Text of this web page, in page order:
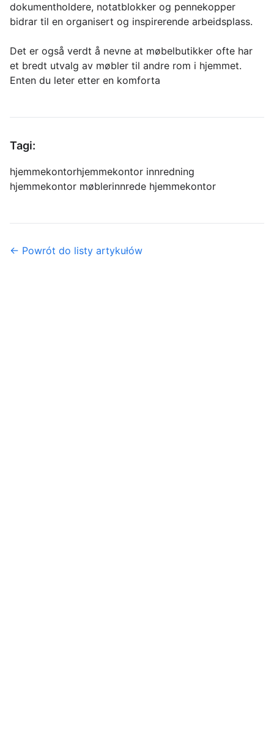
dokumentholdere, notatblokker og pennekopper
bidrar til en organisert og inspirerende arbeidsplass.
Det er også verdt å nevne at møbelbutikker ofte har
et bredt utvalg av møbler til andre rom i hjemmet.
Enten du leter etter en komforta
Tagi:
hjemmekontorhjemmekontor innredning
hjemmekontor møblerinnrede hjemmekontor
← Powrót do listy artykułów